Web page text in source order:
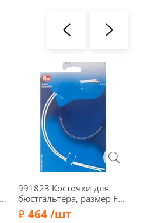
991823 Косточки для
бюстгальтера, размер F
(115) белый цв. Prym
464 /шт